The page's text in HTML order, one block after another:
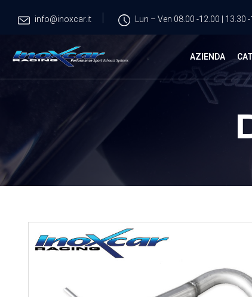
info@inoxcar.it Lun – Ven 08.00 -12.00 | 13.30
AZIENDA